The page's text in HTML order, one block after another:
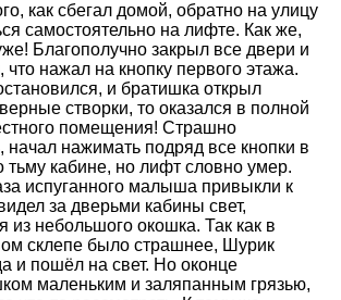
как сбегал домой, обратно на улицу
самостоятельно на лифте. Как же,
Благополучно закрыл все двери и
что нажал на кнопку первого этажа.
и братишка открыл
створки, то оказался в полной
помещения! Страшно
начал нажимать подряд все кнопки в
тьму кабине, но лифт словно умер.
испуганного малыша привыкли к
за дверьми кабины свет,
небольшого окошка. Так как в
склепе было страшнее, Шурик
и пошёл на свет. Но оконце
маленьким и заляпанным грязью,